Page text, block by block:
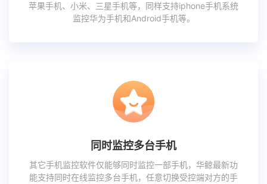
苹果手机、小米、三星手机等，同样支持iphone手机系统
监控华为手机和Android手机等。
同时监控多台手机
其它手机监控软件仅能够同时监控一部手机，华鲸最新功
能支持同时在线监控多台手机，任意切换受控端对方的手